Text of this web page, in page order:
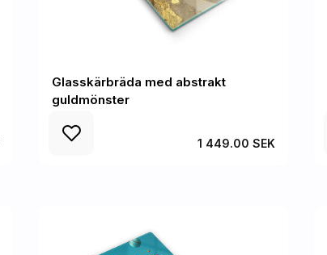
Glasskärbräda med abstrakt
guldmönster
1 449.00 SEK